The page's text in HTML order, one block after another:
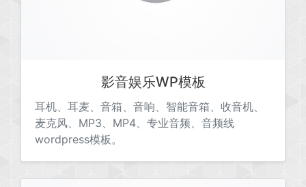
影音娱乐WP模板
耳机、耳麦、音箱、音响、智能音箱、收音机、
麦克风、MP3、MP4、专业音频、音频线
wordpress模板。